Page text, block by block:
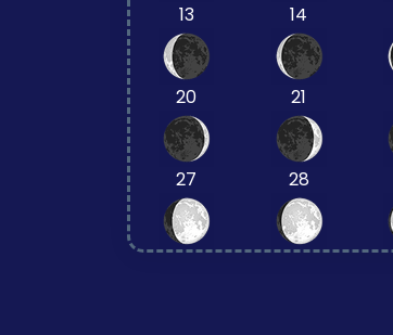
13 14
20 21
27 28